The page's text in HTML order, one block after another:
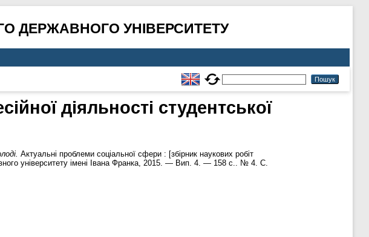
ДЕРЖАВНОГО УНІВЕРСИТЕТУ
діяльності студентської
Актуальні проблеми соціальної сфери : [збірник наукових робіт
університету імені Івана Франка, 2015. — Вип. 4. — 158 с.. № 4. С.